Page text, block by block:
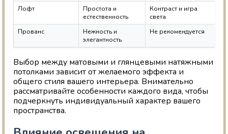
Лофт
Простота и
естественность
Контраст и игра
света
Прованс
Нежность и
элегантность
Не рекомендуется
Выбор между матовыми и глянцевыми натяжными
потолками зависит от желаемого эффекта и
общего стиля вашего интерьера. Внимательно
рассматривайте особенности каждого вида, чтобы
подчеркнуть индивидуальный характер вашего
пространства.